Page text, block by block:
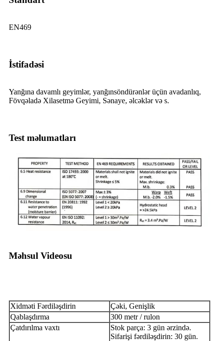
EN469
İstifadəsi
Yanğına davamlı geyimlər, yanğınsöndürənlər üçün avadanlıq,
Fövqəladə Xilasetmə Geyimi, Sənaye, əlcəklər və s.
Test məlumatları
Məhsul Videosu
Xidməti Fərdiləşdirin
Çəki, Genişlik
Qablaşdırma
300 metr / rulon
Çatdırılma vaxtı
Stok parça: 3 gün ərzində.
Sifarişi fərdiləşdirin: 30 gün.